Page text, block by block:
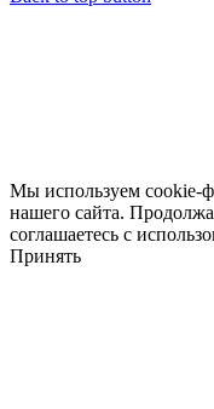
Мы используем cookie-
нашего сайта.
соглашаетесь с
Принять